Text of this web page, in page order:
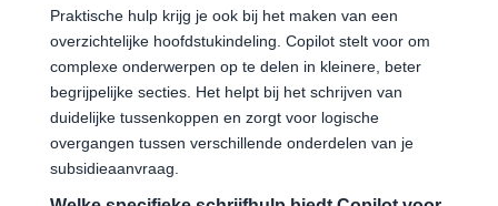
Praktische hulp krijg je ook bij het maken van een
overzichtelijke hoofdstukindeling. Copilot stelt voor om
complexe onderwerpen op te delen in kleinere, beter
begrijpelijke secties. Het helpt bij het schrijven van
duidelijke tussenkoppen en zorgt voor logische
overgangen tussen verschillende onderdelen van je
subsidieaanvraag.